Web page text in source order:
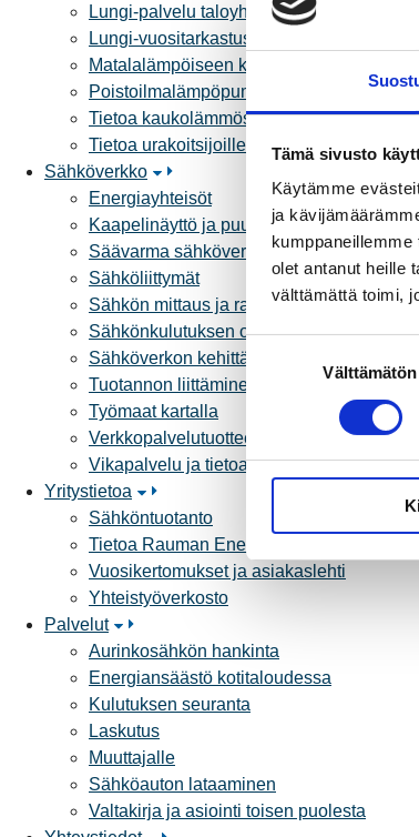
Tämä sivusto
Käytämme
ja
olet antanut heille
välttämättä toimi,
S
k
n
Välttämätön
Lungi-palvelu taloyhtiöille ja yrityksille
Lungi-vuositarkastus kuluttajille
Matalalämpöiseen kaukolämpöön
Poistoilmalämpöpumppu
Tietoa kaukolämmöstä
Tietoa urakoitsijoille
Sähköverkko
Energiayhteisöt
Kaapelinäyttö ja puunkaatoapu
Säävarma sähköverkko
Sähköliittymät
Sähkön mittaus ja raportointi
Sähkönkulutuksen ohjaus kiinteistössä
Sähköverkon kehittämissuunnitelma
Tuotannon liittäminen verkkoon
Työmaat kartalla
Verkkopalvelutuotteet ja hinnastot
Vikapalvelu ja tietoa jakeluhäiriöistä
Yritystietoa
Sähköntuotanto
Tietoa Rauman Energiasta
Vuosikertomukset ja asiakaslehti
Yhteistyöverkosto
Palvelut
Aurinkosähkön hankinta
Energiansäästö kotitaloudessa
Kulutuksen seuranta
Laskutus
Muuttajalle
Sähköauton lataaminen
Valtakirja ja asiointi toisen puolesta